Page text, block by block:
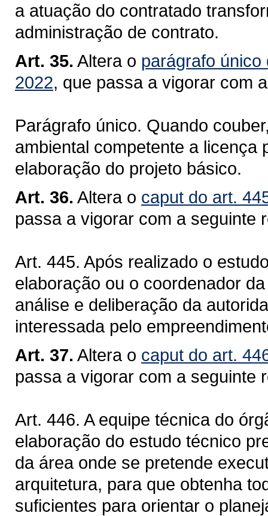
a atuação do contratado
administração de contrato.
Art. 35. Altera o parágrafo único
2022, que passa a vigorar com
Parágrafo único. Quando
ambiental competente a licença
elaboração do projeto básico.
Art. 36. Altera o caput do art.
passa a vigorar com a seguinte
Art. 445. Após realizado o
elaboração ou o coordenador
análise e deliberação da
interessada pelo
Art. 37. Altera o caput do art.
passa a vigorar com a seguinte
Art. 446. A equipe técnica do
elaboração do estudo técnico
da área onde se pretende
arquitetura, para que obtenha
suficientes para orientar o